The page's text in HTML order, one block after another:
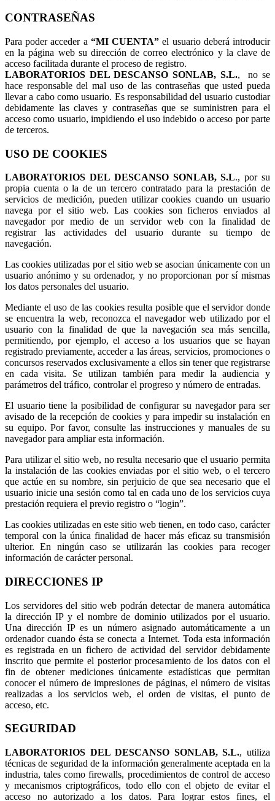
CONTRASEÑAS
Para poder acceder a “MI CUENTA” el usuario deberá introducir
en la página web su dirección de correo electrónico y la clave de
acceso facilitada durante el proceso de registro.
LABORATORIOS DEL DESCANSO SONLAB, S.L., no se
hace responsable del mal uso de las contraseñas que usted pueda
llevar a cabo como usuario. Es responsabilidad del usuario custodiar
debidamente las claves y contraseñas que se suministren para el
acceso como usuario, impidiendo el uso indebido o acceso por parte
de terceros.
USO DE COOKIES
LABORATORIOS DEL DESCANSO SONLAB, S.L., por su
propia cuenta o la de un tercero contratado para la prestación de
servicios de medición, pueden utilizar cookies cuando un usuario
navega por el sitio web. Las cookies son ficheros enviados al
navegador por medio de un servidor web con la finalidad de
registrar las actividades del usuario durante su tiempo de
navegación.
Las cookies utilizadas por el sitio web se asocian únicamente con un
usuario anónimo y su ordenador, y no proporcionan por sí mismas
los datos personales del usuario.
Mediante el uso de las cookies resulta posible que el servidor donde
se encuentra la web, reconozca el navegador web utilizado por el
usuario con la finalidad de que la navegación sea más sencilla,
permitiendo, por ejemplo, el acceso a los usuarios que se hayan
registrado previamente, acceder a las áreas, servicios, promociones o
concursos reservados exclusivamente a ellos sin tener que registrarse
en cada visita. Se utilizan también para medir la audiencia y
parámetros del tráfico, controlar el progreso y número de entradas.
El usuario tiene la posibilidad de configurar su navegador para ser
avisado de la recepción de cookies y para impedir su instalación en
su equipo. Por favor, consulte las instrucciones y manuales de su
navegador para ampliar esta información.
Para utilizar el sitio web, no resulta necesario que el usuario permita
la instalación de las cookies enviadas por el sitio web, o el tercero
que actúe en su nombre, sin perjuicio de que sea necesario que el
usuario inicie una sesión como tal en cada uno de los servicios cuya
prestación requiera el previo registro o “login”.
Las cookies utilizadas en este sitio web tienen, en todo caso, carácter
temporal con la única finalidad de hacer más eficaz su transmisión
ulterior. En ningún caso se utilizarán las cookies para recoger
información de carácter personal.
DIRECCIONES IP
Los servidores del sitio web podrán detectar de manera automática
la dirección IP y el nombre de dominio utilizados por el usuario.
Una dirección IP es un número asignado automáticamente a un
ordenador cuando ésta se conecta a Internet. Toda esta información
es registrada en un fichero de actividad del servidor debidamente
inscrito que permite el posterior procesamiento de los datos con el
fin de obtener mediciones únicamente estadísticas que permitan
conocer el número de impresiones de páginas, el número de visitas
realizadas a los servicios web, el orden de visitas, el punto de
acceso, etc.
SEGURIDAD
LABORATORIOS DEL DESCANSO SONLAB, S.L., utiliza
técnicas de seguridad de la información generalmente aceptada en la
industria, tales como firewalls, procedimientos de control de acceso
y mecanismos criptográficos, todo ello con el objeto de evitar el
acceso no autorizado a los datos. Para lograr estos fines, el